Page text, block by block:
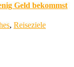
Geld bekommst
, Reiseziele